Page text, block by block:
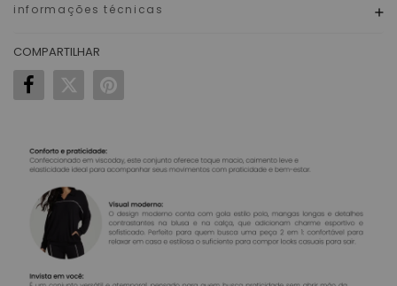
informações técnicas
COMPARTILHAR